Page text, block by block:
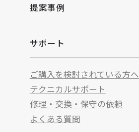
提案事例
サポート
ご購入を検討されている方へ
テクニカルサポート
修理・交換・保守の依頼
よくある質問